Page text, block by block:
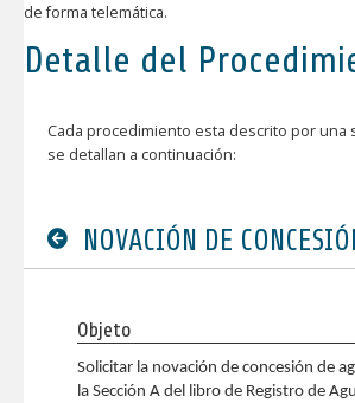
de forma telemática.
Detalle del
Cada procedimiento esta descrito por una
se detallan a continuación:
NOVACIÓN DE
Objeto
Solicitar la novación de concesión de
la Sección A del libro de Registro de